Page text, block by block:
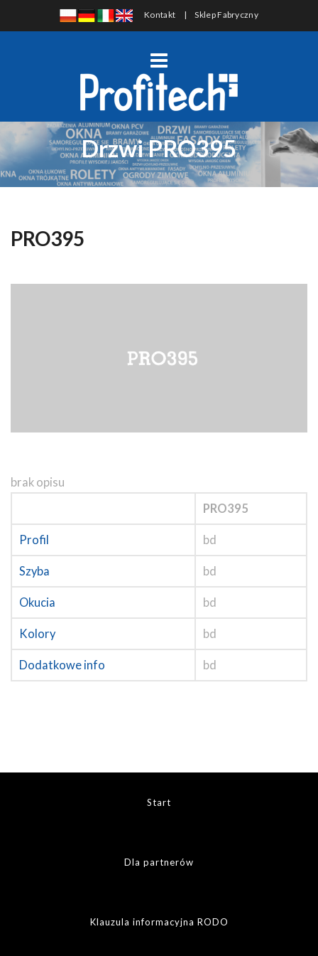
Kontakt |Sklep Fabryczny
Drzwi PRO395
PRO395
brak opisu
PRO395
Profil bd
Szyba bd
Okucia bd
Kolory bd
Dodatkowe info bd
Start
Dla partnerów
Klauzula informacyjna RODO